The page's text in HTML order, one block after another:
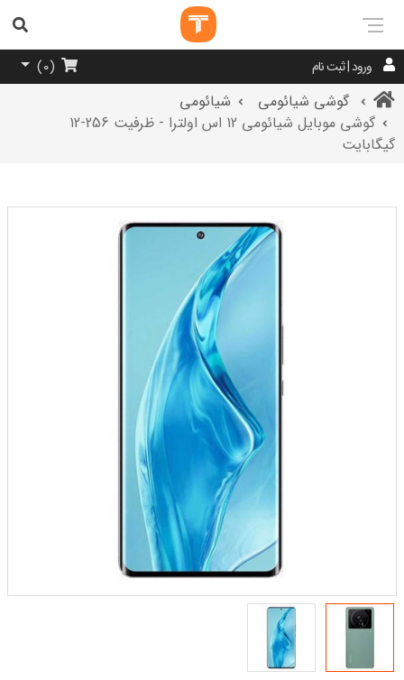
ورود | ثبت نام (
0
)
گوشی شیائومی
شیائومی
گوشی موبایل شیائومی 12 اس اولترا - ظرفیت 256-12
گیگابایت